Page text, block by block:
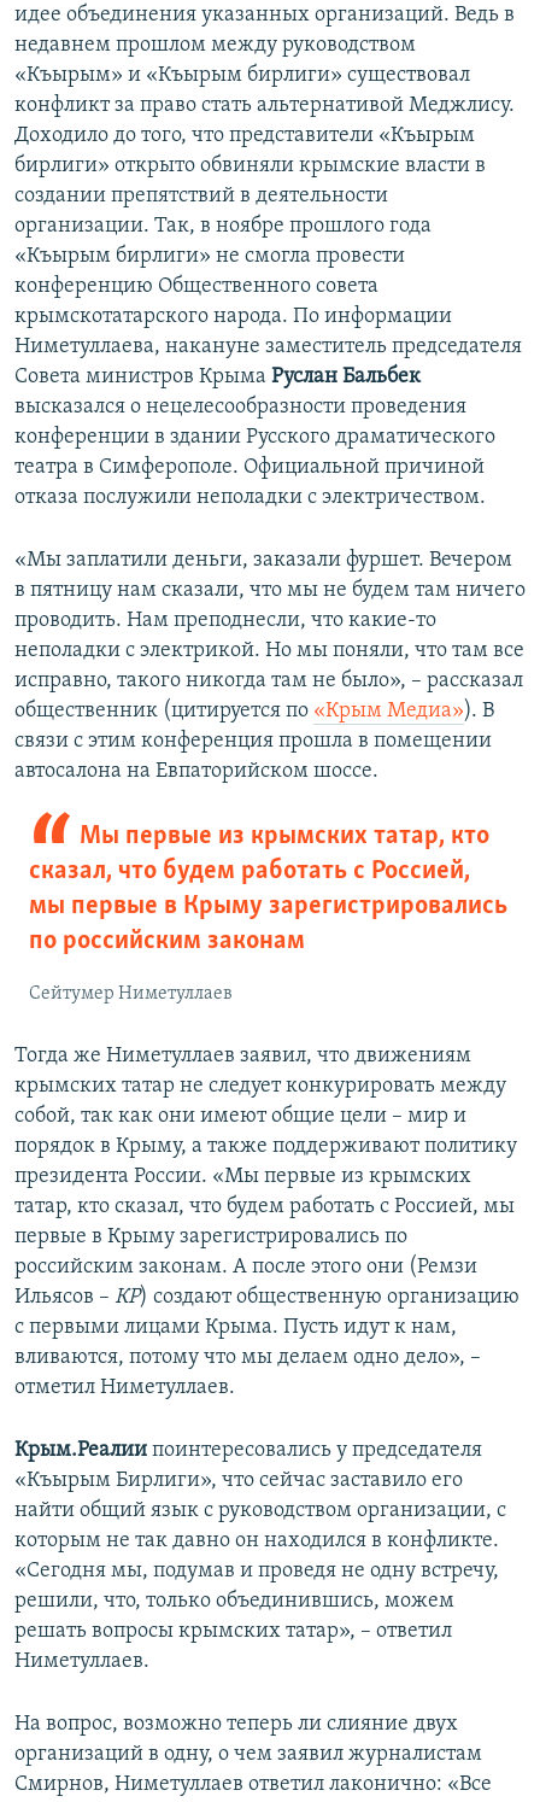
идее объединения указанных организаций. Ведь в
недавнем прошлом между руководством
«Къырым» и «Къырым бирлиги» существовал
конфликт за право стать альтернативой Меджлису.
Доходило до того, что представители «Къырым
бирлиги» открыто обвиняли крымские власти в
создании препятствий в деятельности
организации. Так, в ноябре прошлого года
«Къырым бирлиги» не смогла провести
конференцию Общественного совета
крымскотатарского народа. По информации
Ниметуллаева, накануне заместитель председателя
Совета министров Крыма Руслан Бальбек
высказался о нецелесообразности проведения
конференции в здании Русского драматического
театра в Симферополе. Официальной причиной
отказа послужили неполадки с электричеством.
«Мы заплатили деньги, заказали фуршет. Вечером
в пятницу нам сказали, что мы не будем там ничего
проводить. Нам преподнесли, что какие-то
неполадки с электрикой. Но мы поняли, что там все
исправно, такого никогда там не было», – рассказал
общественник (цитируется по «Крым Медиа»). В
связи с этим конференция прошла в помещении
автосалона на Евпаторийском шоссе.
Мы первые из крымских татар, кто
сказал, что будем работать с Россией,
мы первые в Крыму зарегистрировались
по российским законам
Сейтумер Ниметуллаев
Тогда же Ниметуллаев заявил, что движениям
крымских татар не следует конкурировать между
собой, так как они имеют общие цели – мир и
порядок в Крыму, а также поддерживают политику
президента России. «Мы первые из крымских
татар, кто сказал, что будем работать с Россией, мы
первые в Крыму зарегистрировались по
российским законам. А после этого они (Ремзи
Ильясов – КР) создают общественную организацию
с первыми лицами Крыма. Пусть идут к нам,
вливаются, потому что мы делаем одно дело», –
отметил Ниметуллаев.
Крым.Реалии поинтересовались у председателя
«Къырым Бирлиги», что сейчас заставило его
найти общий язык с руководством организации, с
которым не так давно он находился в конфликте.
«Сегодня мы, подумав и проведя не одну встречу,
решили, что, только объединившись, можем
решать вопросы крымских татар», – ответил
Ниметуллаев.
На вопрос, возможно теперь ли слияние двух
организаций в одну, о чем заявил журналистам
Смирнов, Ниметуллаев ответил лаконично: «Все